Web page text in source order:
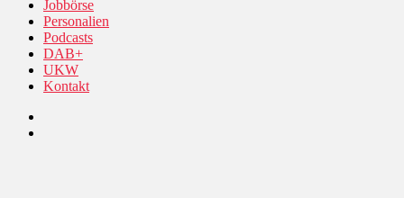
Jobbörse
Personalien
Podcasts
DAB+
UKW
Kontakt